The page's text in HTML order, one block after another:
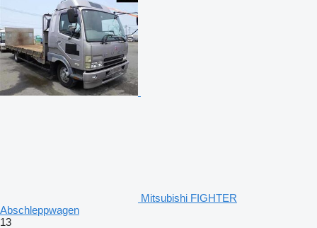
Mitsubishi FIGHTER
Abschleppwagen
13